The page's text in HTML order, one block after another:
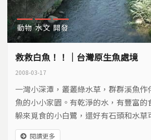
動物 水文 開發
救救白魚！！｜台灣原生魚處境
2008-03-17
一灣小深潭，叢叢綠水草，群群溪魚作
魚的小小家園。有乾淨的水，有豐富的
躲來覓食的小白鷺，還好有石頭和水草
子過的悠遊自在，可是這份小小幸福卻
閱讀更多